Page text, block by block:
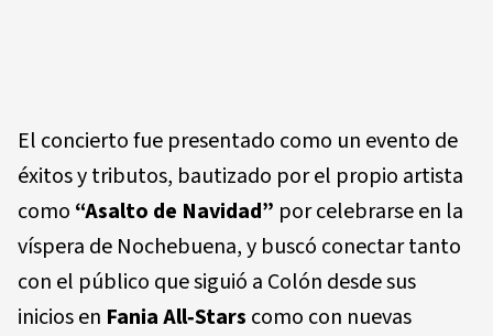
El concierto fue presentado como un evento de
éxitos y tributos, bautizado por el propio artista
como “Asalto de Navidad” por celebrarse en la
víspera de Nochebuena, y buscó conectar tanto
con el público que siguió a Colón desde sus
inicios en Fania All‑Stars como con nuevas